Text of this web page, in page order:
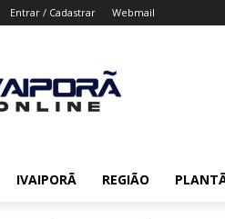
Entrar / Cadastrar Webmail
IVAIPORÃ REGIÃO